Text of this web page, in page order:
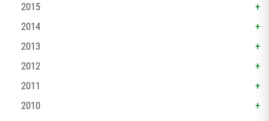
2015
2014
2013
2012
2011
2010